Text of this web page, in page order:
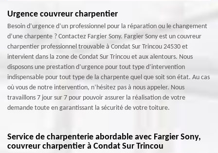
Urgence couvreur charpentier
Besoin d’urgence d’un professionnel pour la réparation ou le changement
d’une charpente ? Contactez Fargier Sony. Fargier Sony est un couvreur
charpentier professionnel trouvable à Condat Sur Trincou 24530 et
intervient dans la zone de Condat Sur Trincou et aux alentours. Nous
disposons une prestation d’urgence pour tout type d’intervention
indispensable pour tout type de la charpente quel que soit son état. Au cas
où vous de notre intervention, n’hésitez pas à nous appeler. Nous
travaillons 7 jour sur 7 pour pouvoir assurer la réalisation de votre
demande toute en garantissant la sécurité de votre toiture.
Service de charpenterie abordable avec Fargier Sony,
couvreur charpentier à Condat Sur Trincou